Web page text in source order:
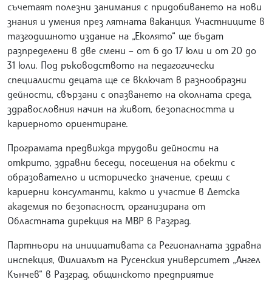
съчетаят полезни занимания с придобиването на нови
знания и умения през лятната ваканция. Участниците в
тазгодишното издание на „Еколято“ ще бъдат
разпределени в две смени – от 6 до 17 юли и от 20 до
31 юли. Под ръководството на педагогически
специалисти децата ще се включат в разнообразни
дейности, свързани с опазването на околната среда,
здравословния начин на живот, безопасността и
кариерното ориентиране.
Програмата предвижда трудови дейности на
открито, здравни беседи, посещения на обекти с
образователно и историческо значение, срещи с
кариерни консултанти, както и участие в Детска
академия по безопасност, организирана от
Областната дирекция на МВР в Разград.
Партньори на инициативата са Регионалната здравна
инспекция, Филиалът на Русенския университет „Ангел
Кънчев“ в Разград, общинското предприятие